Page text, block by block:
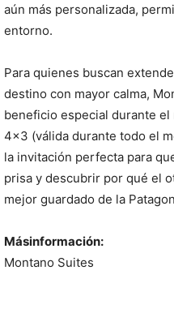
aún más personalizada,
entorno.
Para quienes buscan
destino con mayor calma,
beneficio especial durante
4×3 (válida durante todo el
la invitación perfecta para
prisa y descubrir por qué el
mejor guardado de la
Másinformación:
Montano Suites